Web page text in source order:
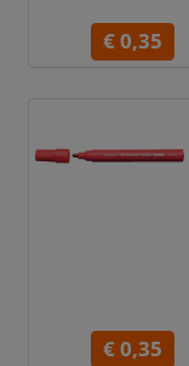
€ 0,35
€ 0,35